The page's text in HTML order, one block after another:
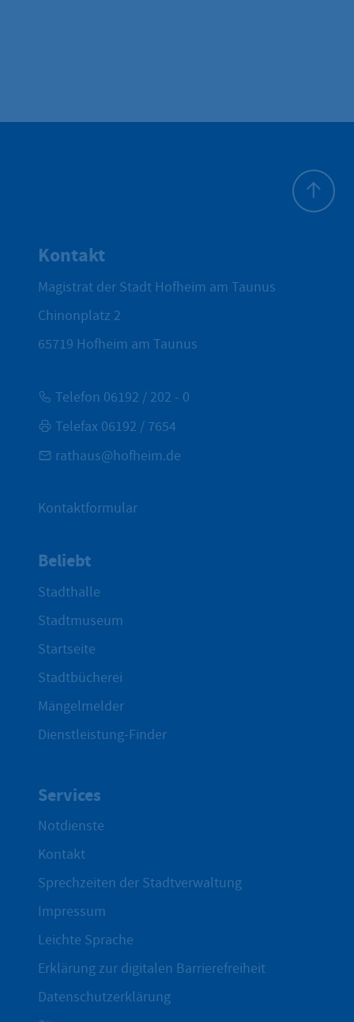
Kontakt
Magistrat der Stadt Hofheim am Taunus
Chinonplatz 2
65719 Hofheim am Taunus
Telefon 06192 / 202 - 0
Telefax 06192 / 7654
rathaus@hofheim.de
Kontaktformular
Beliebt
Stadthalle
Stadtmuseum
Startseite
Stadtbücherei
Mängelmelder
Dienstleistung-Finder
Services
Notdienste
Kontakt
Sprechzeiten der Stadtverwaltung
Impressum
Leichte Sprache
Erklärung zur digitalen Barrierefreiheit
Datenschutzerklärung